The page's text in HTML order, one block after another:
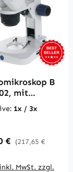
B
mit
Tragegriff
1x / 3x
Preis:
€ (217,65 €
MwSt. zzgl.